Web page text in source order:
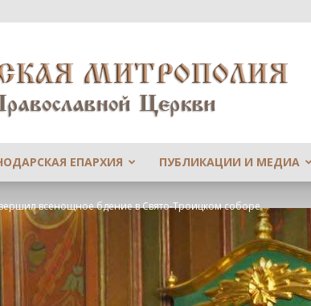
Екатеринодарской
ЕПАРХИЯ ПУБЛИКАЦИИ И МЕДИА
всенощное бдение в Свято-Троицком соборе